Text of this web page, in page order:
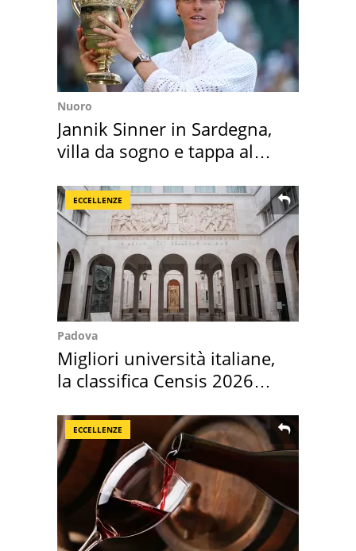
Nuoro
Jannik Sinner in Sardegna,
villa da sogno e tappa al
ECCELLENZE
Padova
Migliori università italiane,
la classifica Censis 2026
ECCELLENZE